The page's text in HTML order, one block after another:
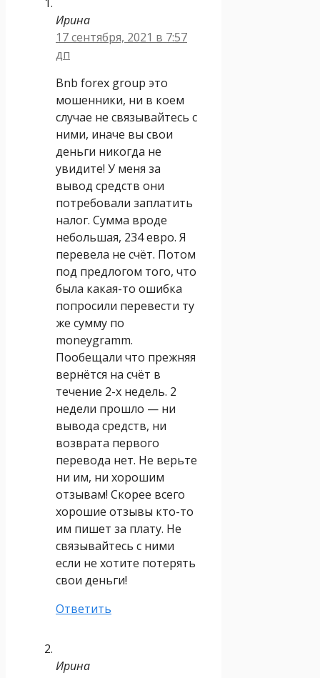
Ирина
17 сентября, 2021 в 7:57
дп
Bnb forex group это
мошенники, ни в коем
случае не связывайтесь с
ними, иначе вы свои
деньги никогда не
увидите! У меня за
вывод средств они
потребовали заплатить
налог. Сумма вроде
небольшая, 234 евро. Я
перевела не счёт. Потом
под предлогом того, что
была какая-то ошибка
попросили перевести ту
же сумму по
moneygramm.
Пообещали что прежняя
вернётся на счёт в
течение 2-х недель. 2
недели прошло — ни
вывода средств, ни
возврата первого
перевода нет. Не верьте
ни им, ни хорошим
отзывам! Скорее всего
хорошие отзывы кто-то
им пишет за плату. Не
связывайтесь с ними
если не хотите потерять
свои деньги!
Ответить
Ирина